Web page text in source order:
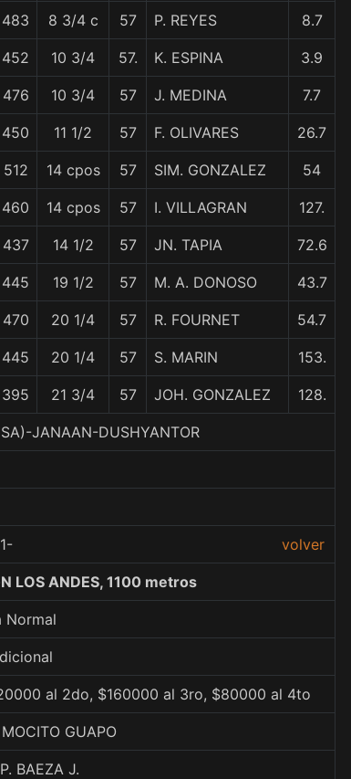
483 8 3/4 c 57 P. REYES 8.7
452 10 3/4 57. K. ESPINA 3.9
476 10 3/4 57 J. MEDINA 7.7
450 11 1/2 57 F. OLIVARES 26.7
512 14 cpos 57 SIM. GONZALEZ 54
460 14 cpos 57 I. VILLAGRAN 127.
437 14 1/2 57 JN. TAPIA 72.6
445 19 1/2 57 M. A. DONOSO 43.7
470 20 1/4 57 R. FOURNET 54.7
445 20 1/4 57 S. MARIN 153.
395 21 3/4 57 JOH. GONZALEZ 128.
JANAAN-DUSHYANTOR
volver
LOS ANDES, 1100 metros
Normal
al 2do, $160000 al 3ro, $80000 al 4to
GUAPO
BAEZA J.